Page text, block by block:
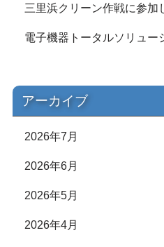
三里浜クリーン作戦に参加
電子機器トータルソリュー
アーカイブ
2026年7月
2026年6月
2026年5月
2026年4月